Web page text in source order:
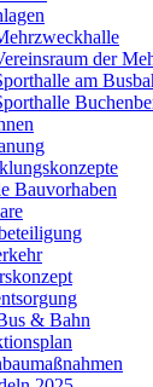
der
am
Bauvorhaben
& Bahn